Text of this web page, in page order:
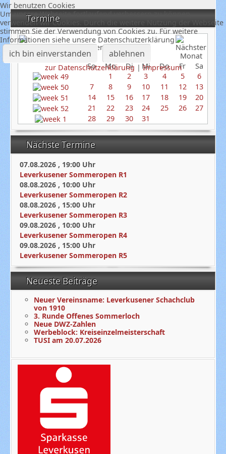
Termine
Dezember 2025
So
Mo Di Mi Do Fr
Sa
1
2 3 4 5
6
7
8 9 10 11 12
13
14
15 16 17 18 19
20
21
22 23 24 25 26
27
28
29 30 31
Nächste Termine
07.08.2026 , 19:00 Uhr
Leverkusener Sommeropen R1
08.08.2026 , 10:00 Uhr
Leverkusener Sommeropen R2
08.08.2026 , 15:00 Uhr
Leverkusener Sommeropen R3
09.08.2026 , 10:00 Uhr
Leverkusener Sommeropen R4
09.08.2026 , 15:00 Uhr
Leverkusener Sommeropen R5
Neueste Beiträge
Neuer Vereinsname: Leverkusener Schachclub
von 1910
3. Runde Offenes Sommerloch
Neue DWZ-Zahlen
Werbeblock: Kreiseinzelmeisterschaft
TUSI am 20.07.2026
Wir benutzen Cookies
Um unsere Webseite fortlaufend verbessern zu können,
verwenden wir Cookies. Durch die weitere Nutzung der Webseite
stimmen Sie der Verwendung von Cookies zu. Für weitere
Informationen siehe unsere Datenschutzerklärung
ich bin einverstanden ablehnen
zur Datenschutzerklärung |Impressum